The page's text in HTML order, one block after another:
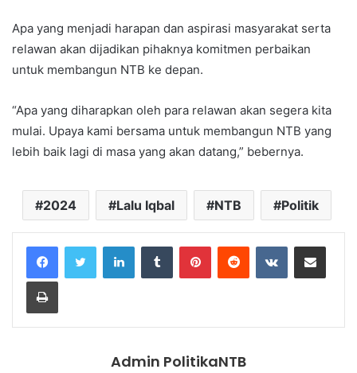
Apa yang menjadi harapan dan aspirasi masyarakat serta
relawan akan dijadikan pihaknya komitmen perbaikan
untuk membangun NTB ke depan.
“Apa yang diharapkan oleh para relawan akan segera kita
mulai. Upaya kami bersama untuk membangun NTB yang
lebih baik lagi di masa yang akan datang,” bebernya.
2024 Lalu Iqbal NTB Politik
LinkedInTumblr PinterestReddit VKontakteShare via Email
Print
Admin PolitikaNTB